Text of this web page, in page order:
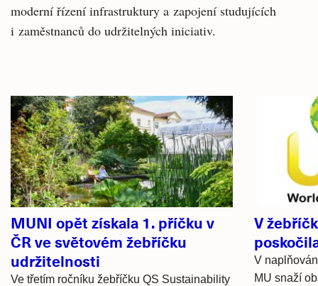
moderní řízení infrastruktury a zapojení studujících
i zaměstnanců do udržitelných iniciativ.
Související
články
MUNI opět získala 1. příčku v
ČR ve světovém žebříčku
udržitelnosti
Ve třetím ročníku žebříčku QS Sustainability
V
V
MU snaží